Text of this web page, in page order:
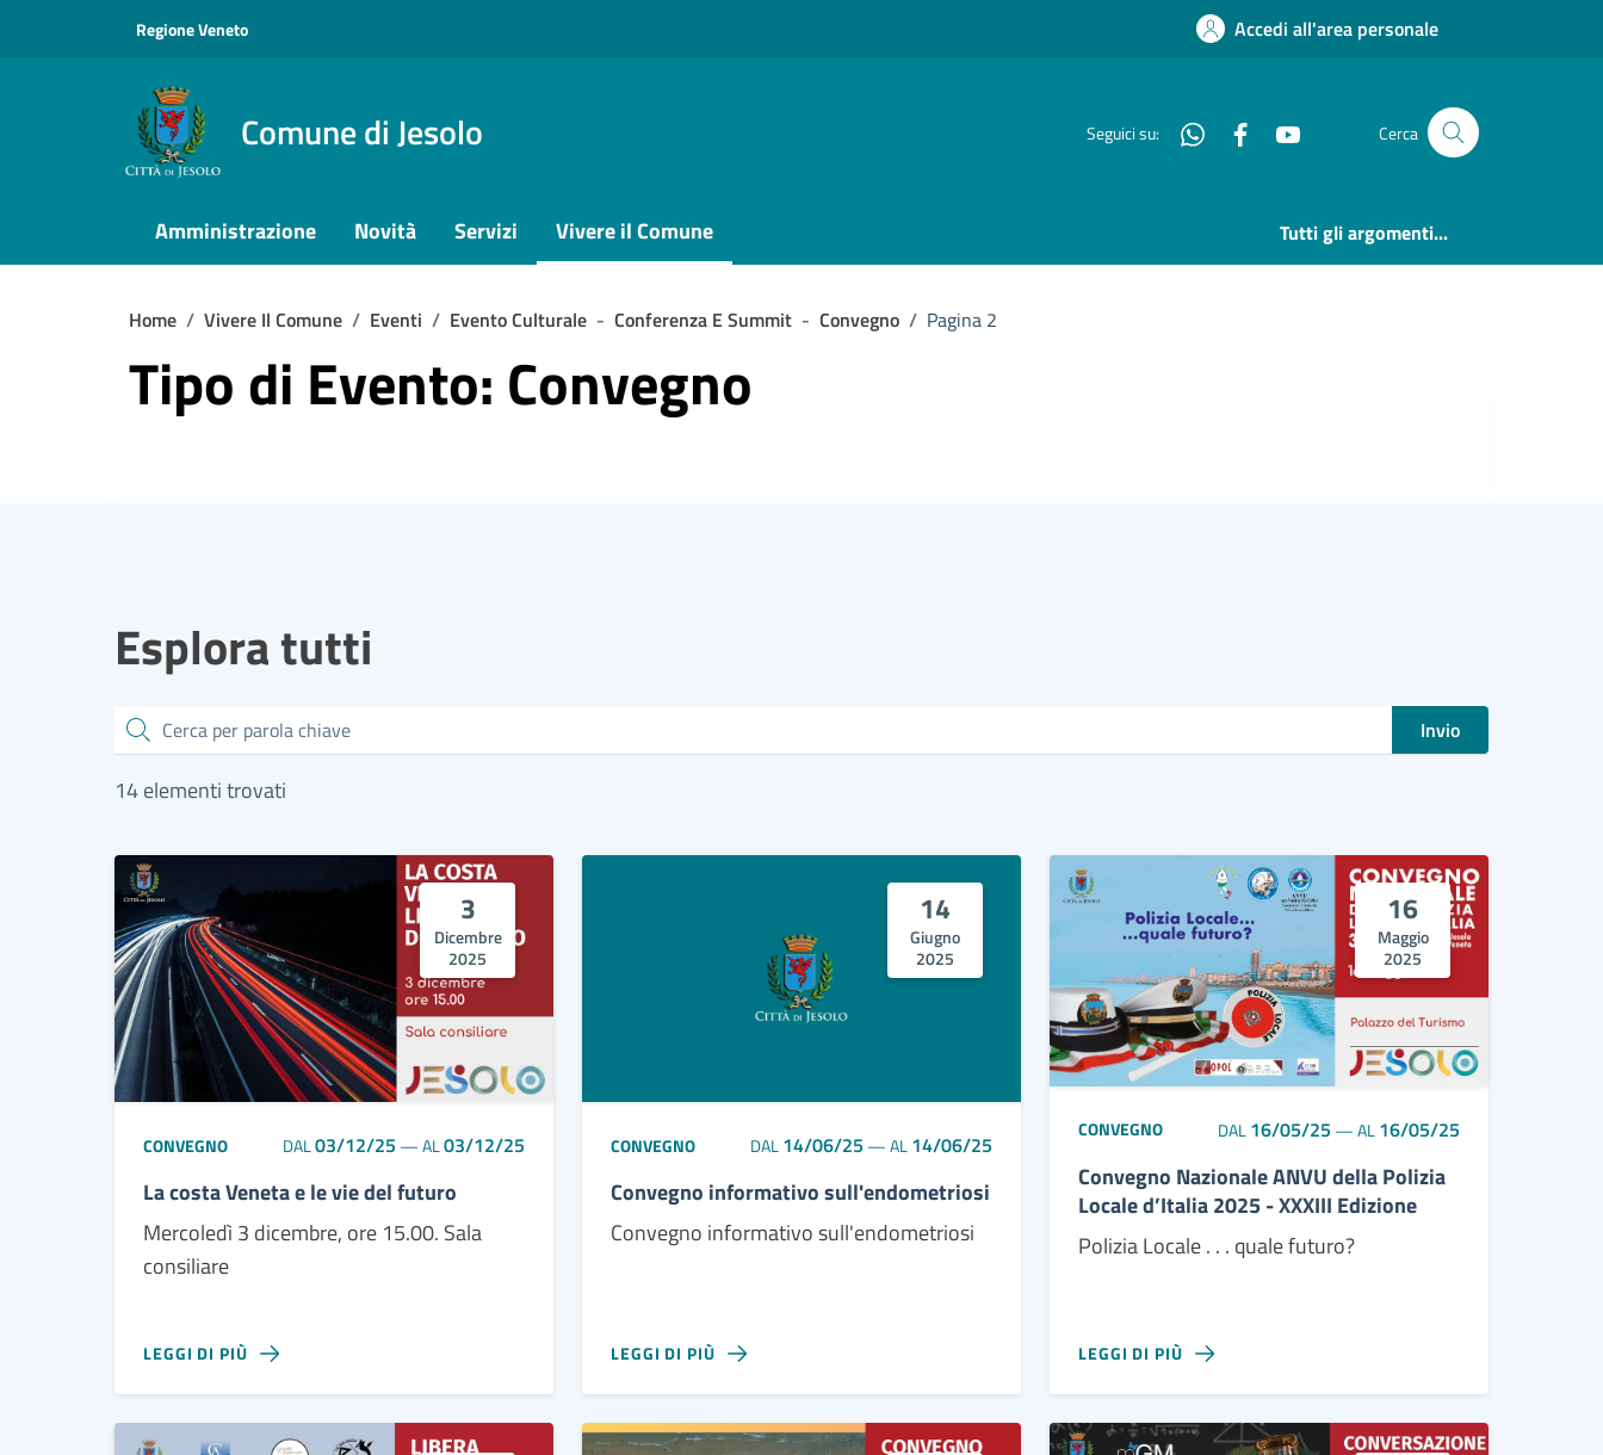
Regione Veneto Accedi all'area personale
Comune di Jesolo Seguici su: WhatsappFacebook Cerca
Amministrazione Novità Servizi Vivere il Comune Tutti gli argomenti...
Home / Vivere Il Comune / Eventi / Evento Culturale - Conferenza E Summit - Convegno / Pagina 2
Tipo di Evento: Convegno
Esplora tutti
Cerca Invio
14 elementi trovati
3
Dicembre
2025
CONVEGNO DAL03/12/25 —AL03/12/25
La costa Veneta e le vie del futuro
Mercoledì 3 dicembre, ore 15.00. Sala
consiliare
LEGGI DI PIÙ
14
Giugno
2025
CONVEGNO DAL14/06/25 —AL14/06/25
Convegno informativo sull'endometriosi
Convegno informativo sull'endometriosi
LEGGI DI PIÙ
16
Maggio
2025
CONVEGNO DAL16/05/25 —AL16/05/25
Convegno Nazionale ANVU della Polizia
Locale d’Italia 2025 - XXXIII Edizione
Polizia Locale . . . quale futuro?
LEGGI DI PIÙ